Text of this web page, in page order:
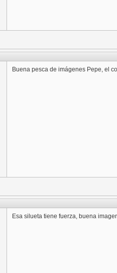
Buena pesca de imágenes Pepe, el
Esa silueta tiene fuerza, buena